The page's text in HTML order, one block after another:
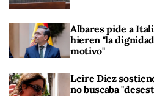
Albares pide a
hieren "la
motivo"
Leire Díez
no buscaba